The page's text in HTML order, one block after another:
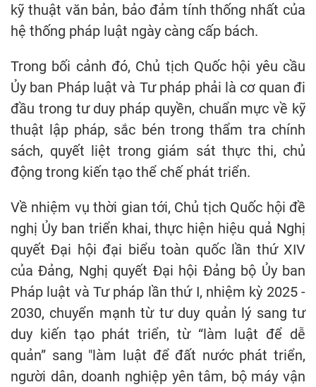
kỹ thuật văn bản, bảo đảm tính thống nhất của
hệ thống pháp luật ngày càng cấp bách.
Trong bối cảnh đó, Chủ tịch Quốc hội yêu cầu
Ủy ban Pháp luật và Tư pháp phải là cơ quan đi
đầu trong tư duy pháp quyền, chuẩn mực về kỹ
thuật lập pháp, sắc bén trong thẩm tra chính
sách, quyết liệt trong giám sát thực thi, chủ
động trong kiến tạo thể chế phát triển.
Về nhiệm vụ thời gian tới, Chủ tịch Quốc hội đề
nghị Ủy ban triển khai, thực hiện hiệu quả Nghị
quyết Đại hội đại biểu toàn quốc lần thứ XIV
của Đảng, Nghị quyết Đại hội Đảng bộ Ủy ban
Pháp luật và Tư pháp lần thứ I, nhiệm kỳ 2025 -
2030, chuyển mạnh từ tư duy quản lý sang tư
duy kiến tạo phát triển, từ “làm luật để dễ
quản” sang "làm luật để đất nước phát triển,
người dân, doanh nghiệp yên tâm, bộ máy vận